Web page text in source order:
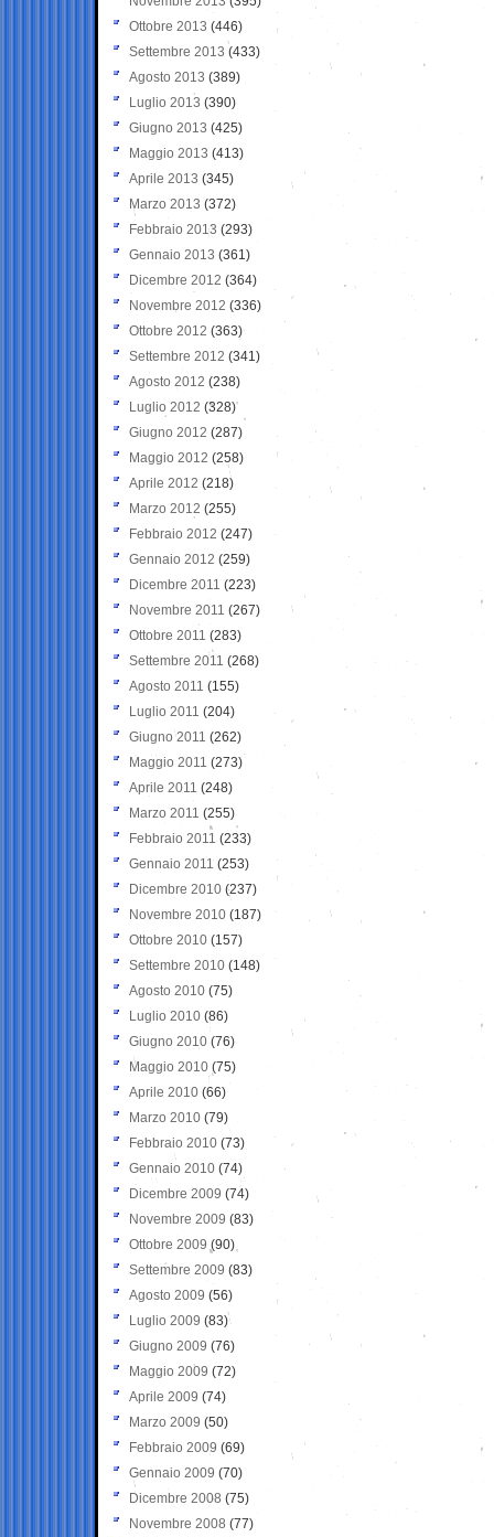
Ottobre 2013 (446)
Settembre 2013 (433)
Agosto 2013 (389)
Luglio 2013 (390)
Giugno 2013 (425)
Maggio 2013 (413)
Aprile 2013 (345)
Marzo 2013 (372)
Febbraio 2013 (293)
Gennaio 2013 (361)
Dicembre 2012 (364)
Novembre 2012 (336)
Ottobre 2012 (363)
Settembre 2012 (341)
Agosto 2012 (238)
Luglio 2012 (328)
Giugno 2012 (287)
Maggio 2012 (258)
Aprile 2012 (218)
Marzo 2012 (255)
Febbraio 2012 (247)
Gennaio 2012 (259)
Dicembre 2011 (223)
Novembre 2011 (267)
Ottobre 2011 (283)
Settembre 2011 (268)
Agosto 2011 (155)
Luglio 2011 (204)
Giugno 2011 (262)
Maggio 2011 (273)
Aprile 2011 (248)
Marzo 2011 (255)
Febbraio 2011 (233)
Gennaio 2011 (253)
Dicembre 2010 (237)
Novembre 2010 (187)
Ottobre 2010 (157)
Settembre 2010 (148)
Agosto 2010 (75)
Luglio 2010 (86)
Giugno 2010 (76)
Maggio 2010 (75)
Aprile 2010 (66)
Marzo 2010 (79)
Febbraio 2010 (73)
Gennaio 2010 (74)
Dicembre 2009 (74)
Novembre 2009 (83)
Ottobre 2009 (90)
Settembre 2009 (83)
Agosto 2009 (56)
Luglio 2009 (83)
Giugno 2009 (76)
Maggio 2009 (72)
Aprile 2009 (74)
Marzo 2009 (50)
Febbraio 2009 (69)
Gennaio 2009 (70)
Dicembre 2008 (75)
Novembre 2008 (77)